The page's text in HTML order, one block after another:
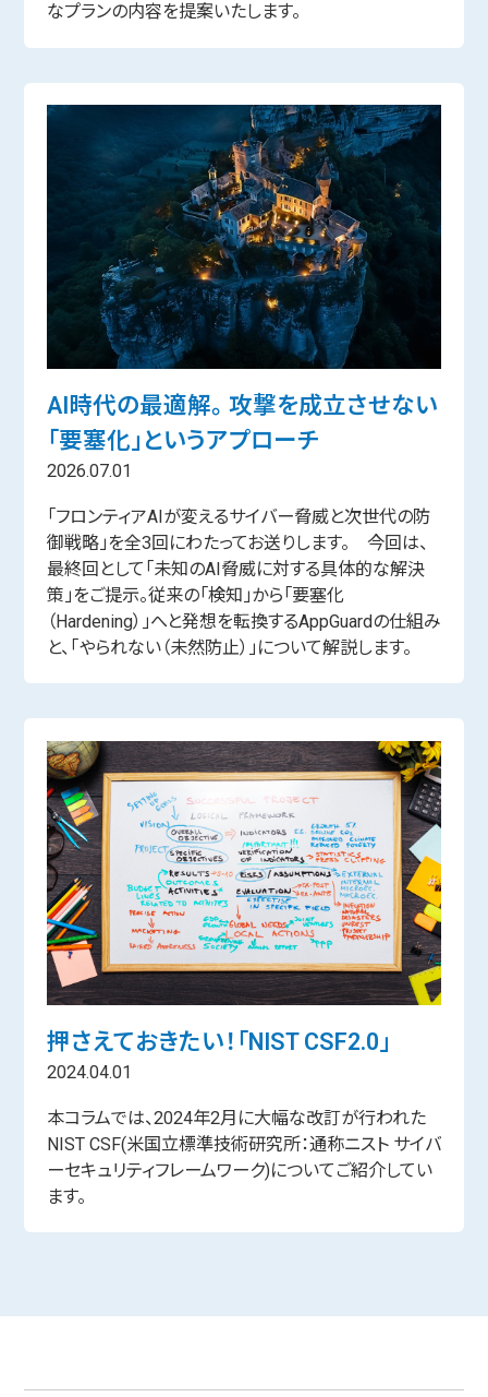
なプランの内容を提案いたします。
AI時代の最適解。 攻撃を成立させない
「要塞化」というアプローチ
2026.07.01
「フロンティアAIが変えるサイバー脅威と次世代の防
御戦略」を全3回にわたってお送りします。 今回は、
最終回として「未知のAI脅威に対する具体的な解決
策」をご提示。従来の「検知」から「要塞化
（Hardening）」へと発想を転換するAppGuardの仕組み
と、「やられない（未然防止）」について解説します。
押さえておきたい！「NIST CSF2.0」
2024.04.01
本コラムでは、2024年2月に大幅な改訂が行われた
NIST CSF(米国立標準技術研究所：通称ニスト サイバ
ーセキュリティフレームワーク)についてご紹介してい
ます。